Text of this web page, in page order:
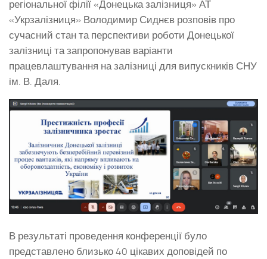
регіональної філії «Донецька залізниця» АТ
«Укрзалізниця» Володимир Сиднєв розповів про
сучасний стан та перспективи роботи Донецької
залізниці та запропонував варіанти
працевлаштування на залізниці для випускників СНУ
ім. В. Даля.
В результаті проведення конференції було
представлено близько 40 цікавих доповідей по